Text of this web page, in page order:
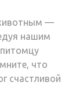
—
нашим
что
счастливой